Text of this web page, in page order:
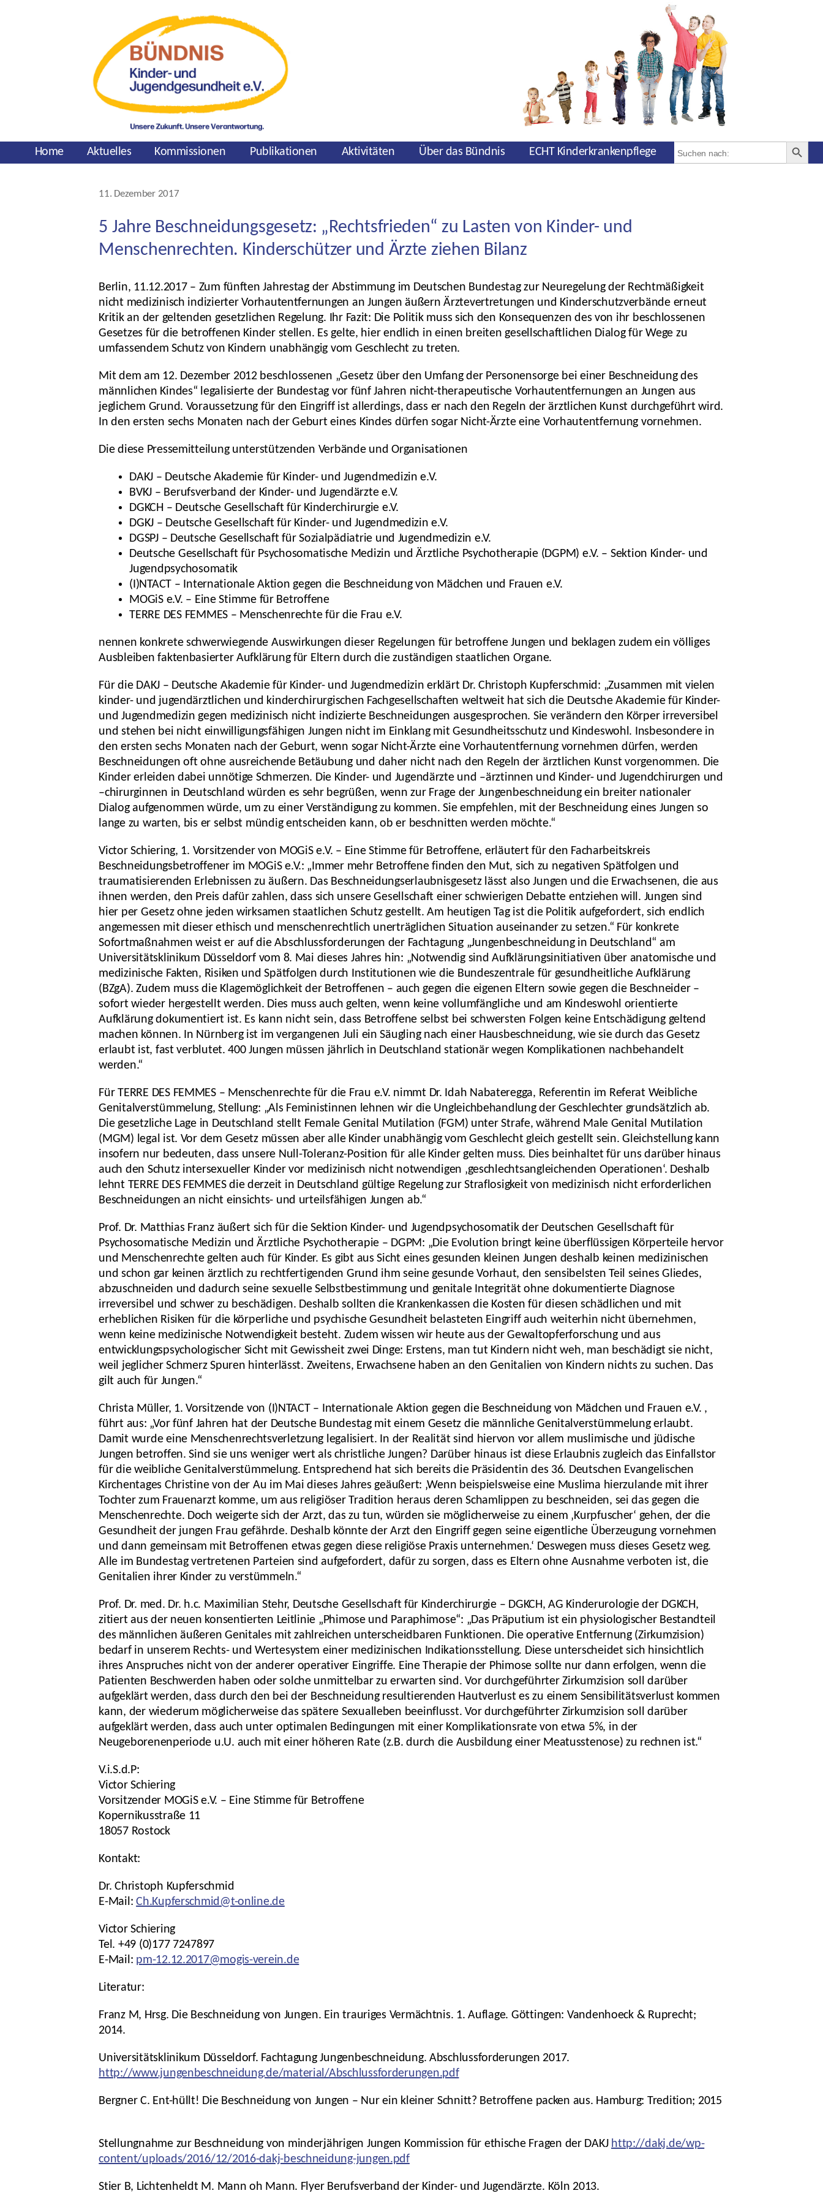
Home Aktuelles Kommissionen Publikationen Aktivitäten Über das Bündnis ECHT Kinderkrankenpflege
for:
SEARCH
Kategorien
Veröffentlichungsdatum
11. Dezember 2017
5 Jahre Beschneidungsgesetz: „Rechtsfrieden“ zu Lasten von Kinder- und
Menschenrechten. Kinderschützer und Ärzte ziehen Bilanz
Berlin, 11.12.2017 – Zum fünften Jahrestag der Abstimmung im Deutschen Bundestag zur Neuregelung der Rechtmäßigkeit
nicht medizinisch indizierter Vorhautentfernungen an Jungen äußern Ärztevertretungen und Kinderschutzverbände erneut
Kritik an der geltenden gesetzlichen Regelung. Ihr Fazit: Die Politik muss sich den Konsequenzen des von ihr beschlossenen
Gesetzes für die betroffenen Kinder stellen. Es gelte, hier endlich in einen breiten gesellschaftlichen Dialog für Wege zu
umfassendem Schutz von Kindern unabhängig vom Geschlecht zu treten.
Mit dem am 12. Dezember 2012 beschlossenen „Gesetz über den Umfang der Personensorge bei einer Beschneidung des
männlichen Kindes“ legalisierte der Bundestag vor fünf Jahren nicht-therapeutische Vorhautentfernungen an Jungen aus
jeglichem Grund. Voraussetzung für den Eingriff ist allerdings, dass er nach den Regeln der ärztlichen Kunst durchgeführt wird.
In den ersten sechs Monaten nach der Geburt eines Kindes dürfen sogar Nicht-Ärzte eine Vorhautentfernung vornehmen.
Die diese Pressemitteilung unterstützenden Verbände und Organisationen
DAKJ – Deutsche Akademie für Kinder- und Jugendmedizin e.V.
BVKJ – Berufsverband der Kinder- und Jugendärzte e.V.
DGKCH – Deutsche Gesellschaft für Kinderchirurgie e.V.
DGKJ – Deutsche Gesellschaft für Kinder- und Jugendmedizin e.V.
DGSPJ – Deutsche Gesellschaft für Sozialpädiatrie und Jugendmedizin e.V.
Deutsche Gesellschaft für Psychosomatische Medizin und Ärztliche Psychotherapie (DGPM) e.V. – Sektion Kinder- und
Jugendpsychosomatik
(I)NTACT – Internationale Aktion gegen die Beschneidung von Mädchen und Frauen e.V.
MOGiS e.V. – Eine Stimme für Betroffene
TERRE DES FEMMES – Menschenrechte für die Frau e.V.
nennen konkrete schwerwiegende Auswirkungen dieser Regelungen für betroffene Jungen und beklagen zudem ein völliges
Ausbleiben faktenbasierter Aufklärung für Eltern durch die zuständigen staatlichen Organe.
Für die DAKJ – Deutsche Akademie für Kinder- und Jugendmedizin erklärt Dr. Christoph Kupferschmid: „Zusammen mit vielen
kinder- und jugendärztlichen und kinderchirurgischen Fachgesellschaften weltweit hat sich die Deutsche Akademie für Kinder-
und Jugendmedizin gegen medizinisch nicht indizierte Beschneidungen ausgesprochen. Sie verändern den Körper irreversibel
und stehen bei nicht einwilligungsfähigen Jungen nicht im Einklang mit Gesundheitsschutz und Kindeswohl. Insbesondere in
den ersten sechs Monaten nach der Geburt, wenn sogar Nicht-Ärzte eine Vorhautentfernung vornehmen dürfen, werden
Beschneidungen oft ohne ausreichende Betäubung und daher nicht nach den Regeln der ärztlichen Kunst vorgenommen. Die
Kinder erleiden dabei unnötige Schmerzen. Die Kinder- und Jugendärzte und –ärztinnen und Kinder- und Jugendchirurgen und
–chirurginnen in Deutschland würden es sehr begrüßen, wenn zur Frage der Jungenbeschneidung ein breiter nationaler
Dialog aufgenommen würde, um zu einer Verständigung zu kommen. Sie empfehlen, mit der Beschneidung eines Jungen so
lange zu warten, bis er selbst mündig entscheiden kann, ob er beschnitten werden möchte.“
Victor Schiering, 1. Vorsitzender von MOGiS e.V. – Eine Stimme für Betroffene, erläutert für den Facharbeitskreis
Beschneidungsbetroffener im MOGiS e.V.: „Immer mehr Betroffene finden den Mut, sich zu negativen Spätfolgen und
traumatisierenden Erlebnissen zu äußern. Das Beschneidungserlaubnisgesetz lässt also Jungen und die Erwachsenen, die aus
ihnen werden, den Preis dafür zahlen, dass sich unsere Gesellschaft einer schwierigen Debatte entziehen will. Jungen sind
hier per Gesetz ohne jeden wirksamen staatlichen Schutz gestellt. Am heutigen Tag ist die Politik aufgefordert, sich endlich
angemessen mit dieser ethisch und menschenrechtlich unerträglichen Situation auseinander zu setzen.“ Für konkrete
Sofortmaßnahmen weist er auf die Abschlussforderungen der Fachtagung „Jungenbeschneidung in Deutschland“ am
Universitätsklinikum Düsseldorf vom 8. Mai dieses Jahres hin: „Notwendig sind Aufklärungsinitiativen über anatomische und
medizinische Fakten, Risiken und Spätfolgen durch Institutionen wie die Bundeszentrale für gesundheitliche Aufklärung
(BZgA). Zudem muss die Klagemöglichkeit der Betroffenen – auch gegen die eigenen Eltern sowie gegen die Beschneider –
sofort wieder hergestellt werden. Dies muss auch gelten, wenn keine vollumfängliche und am Kindeswohl orientierte
Aufklärung dokumentiert ist. Es kann nicht sein, dass Betroffene selbst bei schwersten Folgen keine Entschädigung geltend
machen können. In Nürnberg ist im vergangenen Juli ein Säugling nach einer Hausbeschneidung, wie sie durch das Gesetz
erlaubt ist, fast verblutet. 400 Jungen müssen jährlich in Deutschland stationär wegen Komplikationen nachbehandelt
werden.“
Für TERRE DES FEMMES – Menschenrechte für die Frau e.V. nimmt Dr. Idah Nabateregga, Referentin im Referat Weibliche
Genitalverstümmelung, Stellung: „Als Feministinnen lehnen wir die Ungleichbehandlung der Geschlechter grundsätzlich ab.
Die gesetzliche Lage in Deutschland stellt Female Genital Mutilation (FGM) unter Strafe, während Male Genital Mutilation
(MGM) legal ist. Vor dem Gesetz müssen aber alle Kinder unabhängig vom Geschlecht gleich gestellt sein. Gleichstellung kann
insofern nur bedeuten, dass unsere Null-Toleranz-Position für alle Kinder gelten muss. Dies beinhaltet für uns darüber hinaus
auch den Schutz intersexueller Kinder vor medizinisch nicht notwendigen ‚geschlechtsangleichenden Operationen‘. Deshalb
lehnt TERRE DES FEMMES die derzeit in Deutschland gültige Regelung zur Straflosigkeit von medizinisch nicht erforderlichen
Beschneidungen an nicht einsichts- und urteilsfähigen Jungen ab.“
Prof. Dr. Matthias Franz äußert sich für die Sektion Kinder- und Jugendpsychosomatik der Deutschen Gesellschaft für
Psychosomatische Medizin und Ärztliche Psychotherapie – DGPM: „Die Evolution bringt keine überflüssigen Körperteile hervor
und Menschenrechte gelten auch für Kinder. Es gibt aus Sicht eines gesunden kleinen Jungen deshalb keinen medizinischen
und schon gar keinen ärztlich zu rechtfertigenden Grund ihm seine gesunde Vorhaut, den sensibelsten Teil seines Gliedes,
abzuschneiden und dadurch seine sexuelle Selbstbestimmung und genitale Integrität ohne dokumentierte Diagnose
irreversibel und schwer zu beschädigen. Deshalb sollten die Krankenkassen die Kosten für diesen schädlichen und mit
erheblichen Risiken für die körperliche und psychische Gesundheit belasteten Eingriff auch weiterhin nicht übernehmen,
wenn keine medizinische Notwendigkeit besteht. Zudem wissen wir heute aus der Gewaltopferforschung und aus
entwicklungspsychologischer Sicht mit Gewissheit zwei Dinge: Erstens, man tut Kindern nicht weh, man beschädigt sie nicht,
weil jeglicher Schmerz Spuren hinterlässt. Zweitens, Erwachsene haben an den Genitalien von Kindern nichts zu suchen. Das
gilt auch für Jungen.“
Christa Müller, 1. Vorsitzende von (I)NTACT – Internationale Aktion gegen die Beschneidung von Mädchen und Frauen e.V. ,
führt aus: „Vor fünf Jahren hat der Deutsche Bundestag mit einem Gesetz die männliche Genitalverstümmelung erlaubt.
Damit wurde eine Menschenrechtsverletzung legalisiert. In der Realität sind hiervon vor allem muslimische und jüdische
Jungen betroffen. Sind sie uns weniger wert als christliche Jungen? Darüber hinaus ist diese Erlaubnis zugleich das Einfallstor
für die weibliche Genitalverstümmelung. Entsprechend hat sich bereits die Präsidentin des 36. Deutschen Evangelischen
Kirchentages Christine von der Au im Mai dieses Jahres geäußert: ‚Wenn beispielsweise eine Muslima hierzulande mit ihrer
Tochter zum Frauenarzt komme, um aus religiöser Tradition heraus deren Schamlippen zu beschneiden, sei das gegen die
Menschenrechte. Doch weigerte sich der Arzt, das zu tun, würden sie möglicherweise zu einem ‚Kurpfuscher‘ gehen, der die
Gesundheit der jungen Frau gefährde. Deshalb könnte der Arzt den Eingriff gegen seine eigentliche Überzeugung vornehmen
und dann gemeinsam mit Betroffenen etwas gegen diese religiöse Praxis unternehmen.‘ Deswegen muss dieses Gesetz weg.
Alle im Bundestag vertretenen Parteien sind aufgefordert, dafür zu sorgen, dass es Eltern ohne Ausnahme verboten ist, die
Genitalien ihrer Kinder zu verstümmeln.“
Prof. Dr. med. Dr. h.c. Maximilian Stehr, Deutsche Gesellschaft für Kinderchirurgie – DGKCH, AG Kinderurologie der DGKCH,
zitiert aus der neuen konsentierten Leitlinie „Phimose und Paraphimose“: „Das Präputium ist ein physiologischer Bestandteil
des männlichen äußeren Genitales mit zahlreichen unterscheidbaren Funktionen. Die operative Entfernung (Zirkumzision)
bedarf in unserem Rechts- und Wertesystem einer medizinischen Indikationsstellung. Diese unterscheidet sich hinsichtlich
ihres Anspruches nicht von der anderer operativer Eingriffe. Eine Therapie der Phimose sollte nur dann erfolgen, wenn die
Patienten Beschwerden haben oder solche unmittelbar zu erwarten sind. Vor durchgeführter Zirkumzision soll darüber
aufgeklärt werden, dass durch den bei der Beschneidung resultierenden Hautverlust es zu einem Sensibilitätsverlust kommen
kann, der wiederum möglicherweise das spätere Sexualleben beeinflusst. Vor durchgeführter Zirkumzision soll darüber
aufgeklärt werden, dass auch unter optimalen Bedingungen mit einer Komplikationsrate von etwa 5%, in der
Neugeborenenperiode u.U. auch mit einer höheren Rate (z.B. durch die Ausbildung einer Meatusstenose) zu rechnen ist.“
V.i.S.d.P:
Victor Schiering
Vorsitzender MOGiS e.V. – Eine Stimme für Betroffene
Kopernikusstraße 11
18057 Rostock
Kontakt:
Dr. Christoph Kupferschmid
E-Mail:Ch.Kupferschmid@t-online.de
Victor Schiering
Tel. +49 (0)177 7247897
E-Mail: pm-12.12.2017@mogis-verein.de
Literatur:
Franz M, Hrsg. Die Beschneidung von Jungen. Ein trauriges Vermächtnis. 1. Auflage. Göttingen: Vandenhoeck & Ruprecht;
2014.
Universitätsklinikum Düsseldorf. Fachtagung Jungenbeschneidung. Abschlussforderungen 2017.
http://www.jungenbeschneidung.de/material/Abschlussforderungen.pdf
Bergner C. Ent-hüllt! Die Beschneidung von Jungen – Nur ein kleiner Schnitt? Betroffene packen aus. Hamburg: Tredition; 2015
Stellungnahme zur Beschneidung von minderjährigen Jungen Kommission für ethische Fragen der DAKJ http://dakj.de/wp-
content/uploads/2016/12/2016-dakj-beschneidung-jungen.pdf
Stier B, Lichtenheldt M. Mann oh Mann. Flyer Berufsverband der Kinder- und Jugendärzte. Köln 2013.